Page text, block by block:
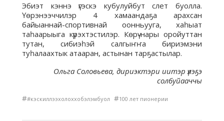
Эбиэт кэннэ үгэскэ кубулуйбут слет буолла.
Үөрэнээччилэр 4 хамаандаҕа арахсан
байыаннай-спортивнай оонньууга, хаһыат
таһаарыыга күрэхтэстилэр. Көрү-нары оройуттан
тутан, сибиэһэй салгыҥҥа бириэмэни
туһалаахтык атааран, астынан тарҕастылар.
Ольга Соловьева, дириэктэри иитэр үлэҕэ
солбуйааччы
##кэскиллээхолоххобэлэмбуол #100 лет пионерии